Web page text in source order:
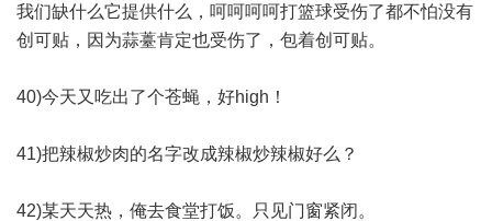
我们缺什么它提供什么，呵呵呵呵打篮球受伤了都不怕没有
创可贴，因为蒜薹肯定也受伤了，包着创可贴。
40)今天又吃出了个苍蝇，好high！
41)把辣椒炒肉的名字改成辣椒炒辣椒好么？
42)某天天热，俺去食堂打饭。只见门窗紧闭。